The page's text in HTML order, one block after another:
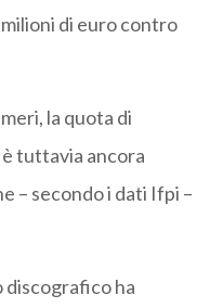
di euro contro
la quota di
tuttavia ancora
– secondo i dati Ifpi –
discografico ha